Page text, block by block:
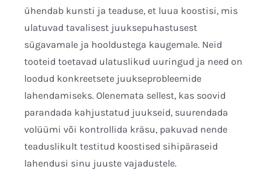
ühendab kunsti ja teaduse, et luua koostisi, mis
ulatuvad tavalisest juuksepuhastusest
sügavamale ja hooldustega kaugemale. Neid
tooteid toetavad ulatuslikud uuringud ja need on
loodud konkreetsete juukseprobleemide
lahendamiseks. Olenemata sellest, kas soovid
parandada kahjustatud juukseid, suurendada
volüümi või kontrollida kräsu, pakuvad nende
teaduslikult testitud koostised sihipäraseid
lahendusi sinu juuste vajadustele.